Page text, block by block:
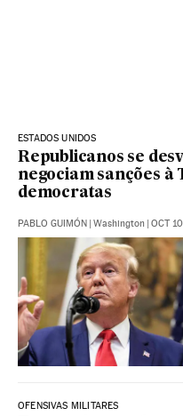
ESTADOS UNIDOS
Republicanos se
negociam sanções à
democratas
PABLO GUIMÓN | Washington | OCT
OFENSIVAS MILITARES